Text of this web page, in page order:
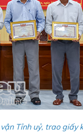
Tỉnh uỷ, trao giấy